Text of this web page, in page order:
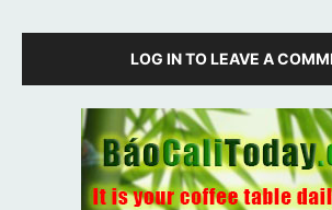
LOG IN TO LEAVE A